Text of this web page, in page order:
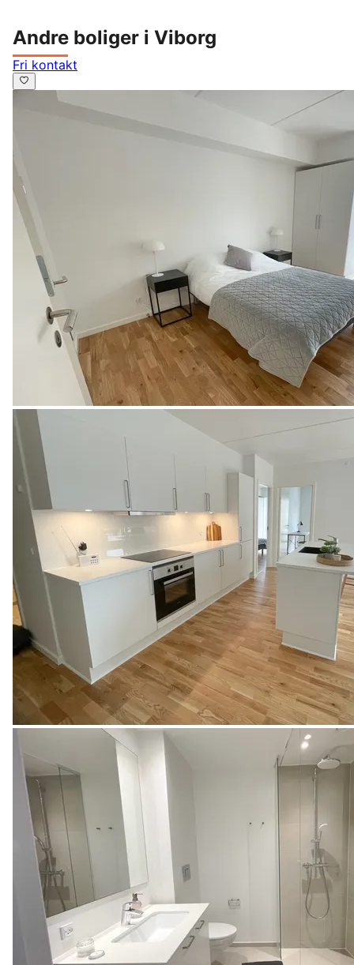
Andre boliger i Viborg
Fri kontakt